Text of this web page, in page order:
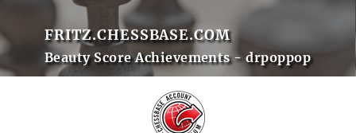
FRITZ.CHESSBASE.COM
Beauty Score Achievements - drpoppop